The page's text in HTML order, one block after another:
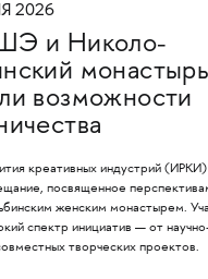
2026
и Николо-
монастырь
возможности
креативных индустрий
посвященное
женским монастырем.
спектр инициатив — от
творческих проектов.